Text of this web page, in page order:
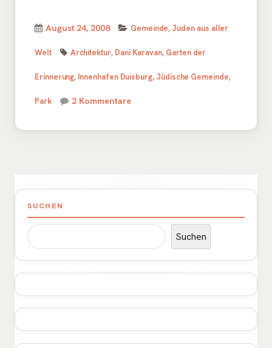
Veröffentlicht
am
August 24, 2008 Kategorien
Gemeinde, Juden aus aller
Welt Schlagwörter
Architektur, Dani Karavan, Garten der
Erinnerung, Innenhafen Duisburg, Jüdische Gemeinde,
Park 2 Kommentarezu Ungewöhnliche Architektur
Haupt-
Seitenleiste
SUCHEN
Suchen